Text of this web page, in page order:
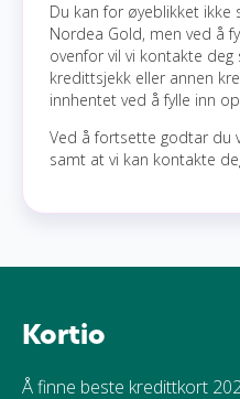
Du kan for øyeblikket
Nordea Gold, men ved å
ovenfor vil vi kontakte
kredittsjekk eller annen
innhentet ved å fylle inn
Ved å fortsette godtar du
samt at vi kan kontakte
Kortio
Å finne beste kredittkort